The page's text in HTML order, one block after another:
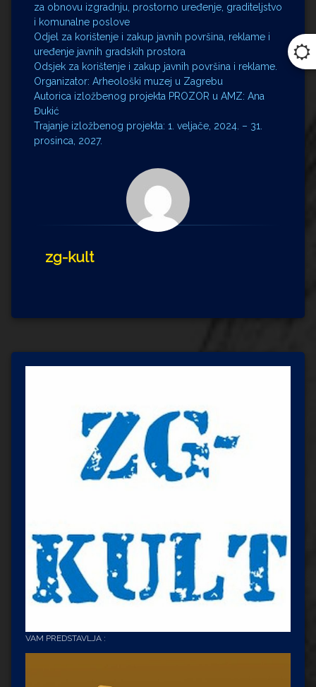
za obnovu izgradnju, prostorno uređenje, graditeljstvo
i komunalne poslove
Odjel za korištenje i zakup javnih površina, reklame i
uređenje javnih gradskih prostora
Odsjek za korištenje i zakup javnih površina i reklame.
Organizator: Arheološki muzej u Zagrebu
Autorica izložbenog projekta PROZOR u AMZ: Ana
Đukić
Trajanje izložbenog projekta: 1. veljače, 2024. – 31.
prosinca, 2027.
zg-kult
VAM PREDSTAVLJA :